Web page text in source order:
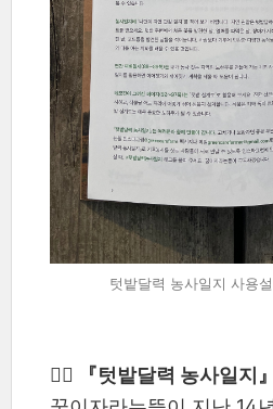
텃밭달력 농사일지 사용
✍🏼 『텃밭달력 농사일지